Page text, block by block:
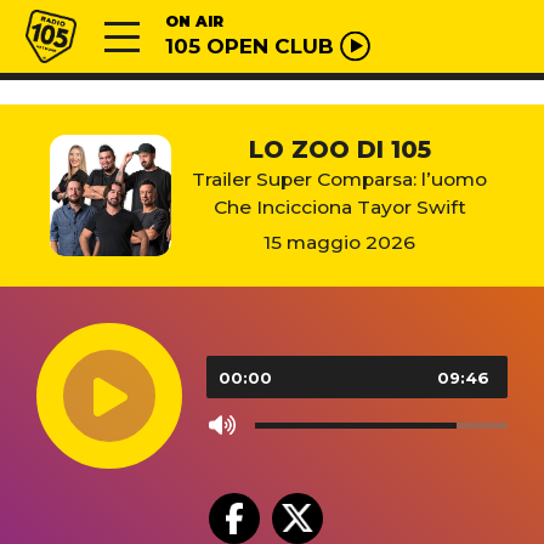
Vai al contenuto
Radio 105 ON AIR
105 OPEN CLUB
LO ZOO DI 105
Trailer Super Comparsa: l’uomo
Che Incicciona Tayor Swift
15 maggio 2026
Audio
Player
00:00 09:46
Use
keys